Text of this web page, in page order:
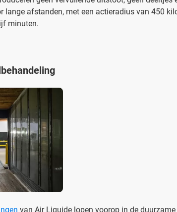
lange afstanden, met een actieradius van 450
minuten.
van Air Liquide lopen voorop in de